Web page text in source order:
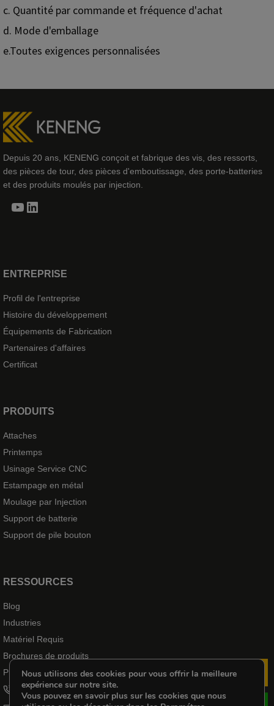
c. Quantité par commande et fréquence d'achat
d. Mode d'emballage
e.Toutes exigences personnalisées
Depuis 20 ans, KENENG conçoit et fabrique des vis, des ressorts,
des pièces de tour, des pièces d'emboutissage, des porte-batteries
et des produits moulés par injection.
YouTube
LinkedIn
ENTREPRISE
Profil de l'entreprise
Histoire du développement
Équipements de Fabrication
Partenaires d'affaires
Certificat
PRODUITS
Attaches
Printemps
Usinage Service CNC
Estampage en métal
Moulage par Injection
Support de batterie
Support de pile bouton
RESSOURCES
Blog
Industries
Matériel Requis
Brochures de produits
Produits de cas
+8618102976656
Nous utilisons des cookies pour vous offrir la meilleure
expérience sur notre site.
Vous pouvez en savoir plus sur les cookies que nous